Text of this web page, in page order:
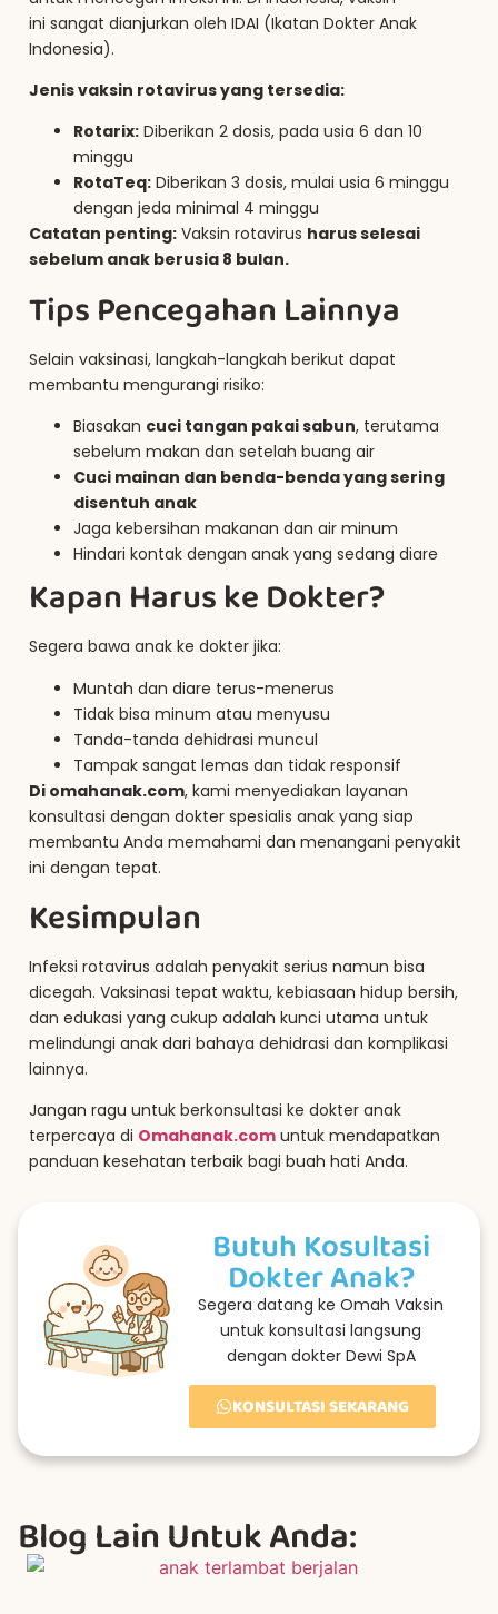
ini sangat dianjurkan oleh IDAI (Ikatan Dokter Anak
Indonesia).
Jenis vaksin rotavirus yang tersedia:
Rotarix: Diberikan 2 dosis, pada usia 6 dan 10
minggu
RotaTeq: Diberikan 3 dosis, mulai usia 6 minggu
dengan jeda minimal 4 minggu
Catatan penting: Vaksin rotavirus harus selesai
sebelum anak berusia 8 bulan.
Tips Pencegahan Lainnya
Selain vaksinasi, langkah-langkah berikut dapat
membantu mengurangi risiko:
Biasakan cuci tangan pakai sabun, terutama
sebelum makan dan setelah buang air
Cuci mainan dan benda-benda yang sering
disentuh anak
Jaga kebersihan makanan dan air minum
Hindari kontak dengan anak yang sedang diare
Kapan Harus ke Dokter?
Segera bawa anak ke dokter jika:
Muntah dan diare terus-menerus
Tidak bisa minum atau menyusu
Tanda-tanda dehidrasi muncul
Tampak sangat lemas dan tidak responsif
Di omahanak.com, kami menyediakan layanan
konsultasi dengan dokter spesialis anak yang siap
membantu Anda memahami dan menangani penyakit
ini dengan tepat.
Kesimpulan
Infeksi rotavirus adalah penyakit serius namun bisa
dicegah. Vaksinasi tepat waktu, kebiasaan hidup bersih,
dan edukasi yang cukup adalah kunci utama untuk
melindungi anak dari bahaya dehidrasi dan komplikasi
lainnya.
Jangan ragu untuk berkonsultasi ke dokter anak
terpercaya di Omahanak.com untuk mendapatkan
panduan kesehatan terbaik bagi buah hati Anda.
Butuh Kosultasi
Dokter Anak?
Segera datang ke Omah Vaksin
untuk konsultasi langsung
dengan dokter Dewi SpA
KONSULTASI SEKARANG
Blog Lain Untuk Anda: